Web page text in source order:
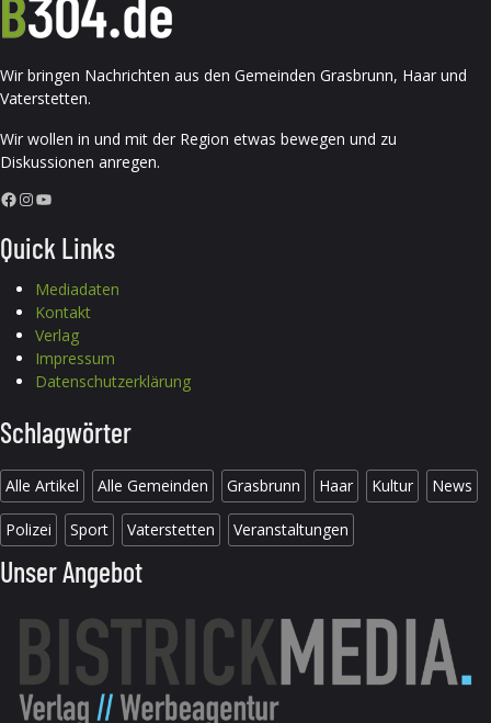
Wir bringen Nachrichten aus den Gemeinden Grasbrunn, Haar und
Vaterstetten.
Wir wollen in und mit der Region etwas bewegen und zu
Diskussionen anregen.
Facebook InstagramYouTube
Quick Links
Mediadaten
Kontakt
Verlag
Impressum
Datenschutzerklärung
Schlagwörter
Alle Artikel Alle Gemeinden Grasbrunn Haar Kultur News
Polizei Sport Vaterstetten Veranstaltungen
Unser Angebot